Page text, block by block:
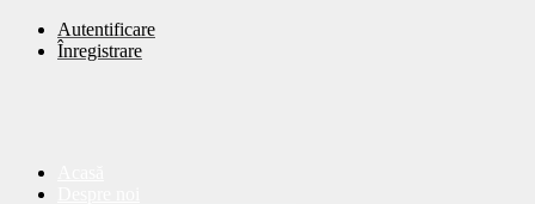
Autentificare
Înregistrare